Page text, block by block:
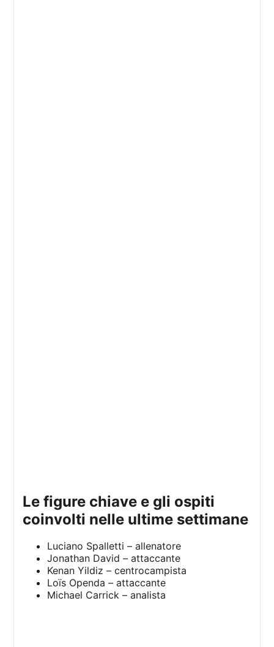
le figure chiave e gli ospiti
coinvolti nelle ultime settimane
Luciano Spalletti – allenatore
Jonathan David – attaccante
Kenan Yildiz – centrocampista
Loïs Openda – attaccante
Michael Carrick – analista